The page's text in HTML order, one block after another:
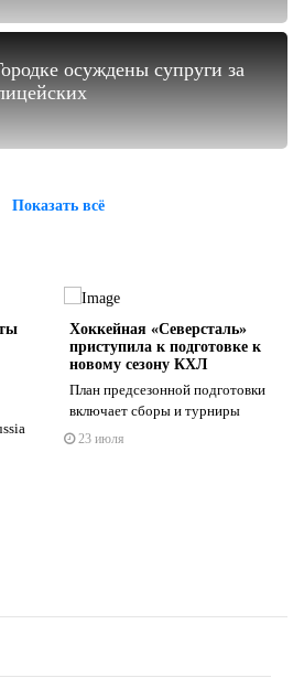
осуждены супруги за
Показать всё
Хоккейная «Северсталь»
приступила к подготовке к
новому сезону КХЛ
План предсезонной подготовки
включает сборы и турниры
23 июля